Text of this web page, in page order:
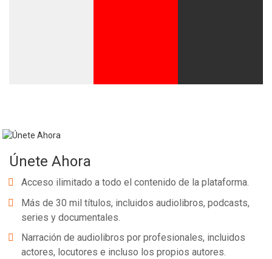
Únete Ahora
Acceso ilimitado a todo el contenido de la plataforma.
Más de 30 mil títulos, incluidos audiolibros, podcasts,
series y documentales.
Narración de audiolibros por profesionales, incluidos
actores, locutores e incluso los propios autores.